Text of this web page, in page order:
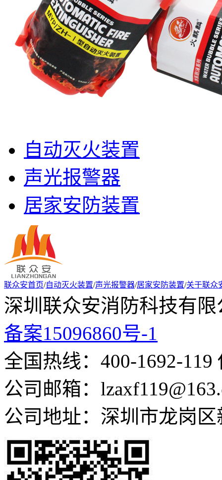
自动灭火装置
声光报警器
居家安防装置
联众安首页/自动灭火装置/声光报警器/居家安防装置/关于联众
深圳联众安消防科技有
备案15096860号-1
全国热线：400-1692-119
公司邮箱：
公司地址：深圳市龙岗